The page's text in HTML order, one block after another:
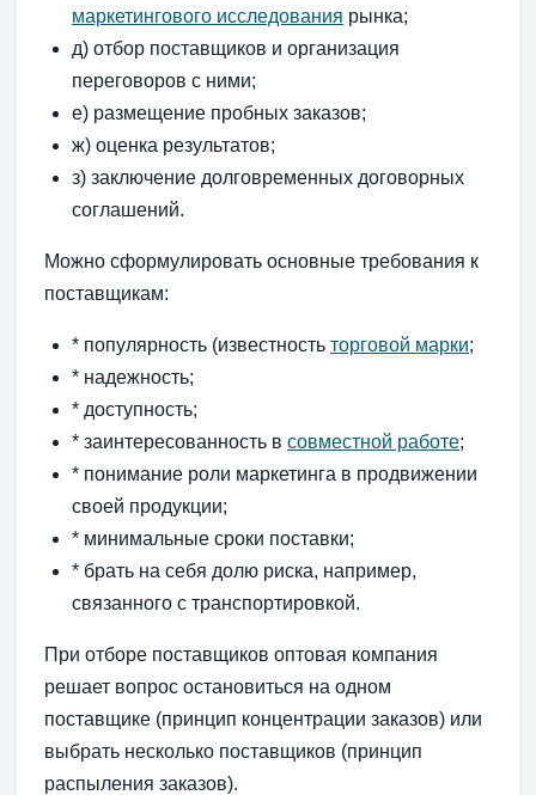
маркетингового исследования рынка;
д) отбор поставщиков и организация
переговоров с ними;
е) размещение пробных заказов;
ж) оценка результатов;
з) заключение долговременных договорных
соглашений.
Можно сформулировать основные требования к
поставщикам:
* популярность (известность торговой марки;
* надежность;
* доступность;
* заинтересованность в совместной работе;
* понимание роли маркетинга в продвижении
своей продукции;
* минимальные сроки поставки;
* брать на себя долю риска, например,
связанного с транспортировкой.
При отборе поставщиков оптовая компания
решает вопрос остановиться на одном
поставщике (принцип концентрации заказов) или
выбрать несколько поставщиков (принцип
распыления заказов).